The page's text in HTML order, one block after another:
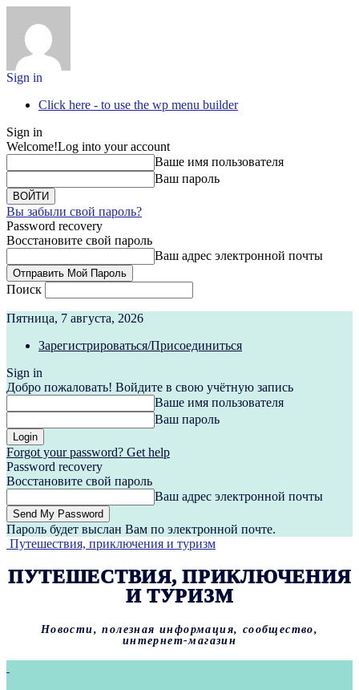
Sign in
Click here - to use the wp menu builder
Sign in
Welcome!Log into your account
Ваше имя пользователя
Ваш пароль
Вы забыли свой пароль?
Password recovery
Восстановите свой пароль
Ваш адрес электронной почты
Поиск
Пятница, 7 августа, 2026
Зарегистрироваться/Присоединиться
Sign in
Добро пожаловать! Войдите в свою учётную запись
Ваше имя пользователя
Ваш пароль
Forgot your password? Get help
Password recovery
Восстановите свой пароль
Ваш адрес электронной почты
Пароль будет выслан Вам по электронной почте.
Путешествия, приключения и туризм
ПУТЕШЕСТВИЯ, ПРИКЛЮЧЕНИЯ
И ТУРИЗМ
Новости, полезная информация, сообщество,
интернет-магазин